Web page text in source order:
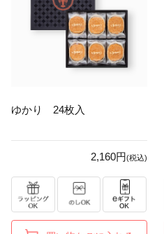
ゆかり 24枚入
2,160円(税込)